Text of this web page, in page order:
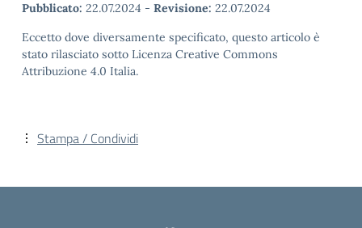
Pubblicato: 22.07.2024 - Revisione: 22.07.2024
Eccetto dove diversamente specificato, questo articolo è
stato rilasciato sotto Licenza Creative Commons
Attribuzione 4.0 Italia.
Stampa / Condividi